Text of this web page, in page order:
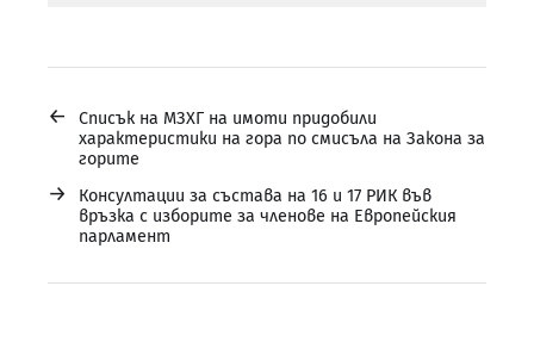
←
Списък на МЗХГ на имоти придобили
характеристики на гора по смисъла на Закона за
горите
→
Консултации за състава на 16 и 17 РИК във
връзка с изборите за членове на Европейския
парламент